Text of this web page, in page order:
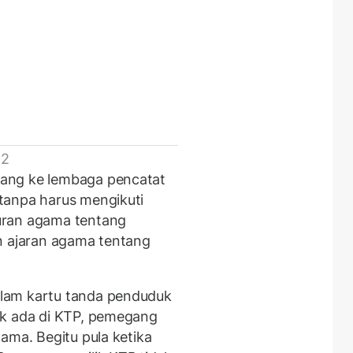
ke lembaga pencatat
harus mengikuti
agama tentang
ajaran agama tentang
kartu tanda penduduk
ada di KTP, pemegang
Begitu pula ketika